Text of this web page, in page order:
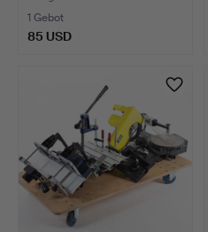
1 Gebot
85 USD